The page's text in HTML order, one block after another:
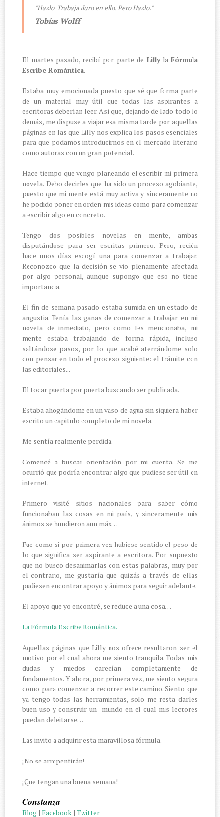
"Hazlo. Trabaja duro en ello. Pero Hazlo."
Tobías Wolff
El martes pasado, recibí por parte de Lillyla Fórmula
Escribe Romántica.
Estaba muy emocionada puesto que sé que forma parte
de un material muy útil que todas las aspirantes a
escritoras deberían leer. Así que, dejando de lado todo lo
demás, me dispuse a viajar esa misma tarde por aquellas
páginas en las que Lilly nos explica los pasos esenciales
para que podamos introducirnos en el mercado literario
como autoras con un gran potencial.
Hace tiempo que vengo planeando el escribir mi primera
novela. Debo decirles que ha sido un proceso agobiante,
puesto que mi mente está muy activa y sinceramente no
he podido poner en orden mis ideas como para comenzar
a escribir algo en concreto.
Tengo dos posibles novelas en mente, ambas
disputándose para ser escritas primero. Pero, recién
hace unos días escogí una para comenzar a trabajar.
Reconozco que la decisión se vio plenamente afectada
por algo personal, aunque supongo que eso no tiene
importancia.
El fin de semana pasado estaba sumida en un estado de
angustia. Tenía las ganas de comenzar a trabajar en mi
novela de inmediato, pero como les mencionaba, mi
mente estaba trabajando de forma rápida, incluso
saltándose pasos, por lo que acabé aterrándome solo
con pensar en todo el proceso siguiente: el trámite con
las editoriales...
El tocar puerta por puerta buscando ser publicada.
Estaba ahogándome en un vaso de agua sin siquiera haber
escrito un capitulo completo de mi novela.
Me sentía realmente perdida.
Comencé a buscar orientación por mi cuenta. Se me
ocurrió que podría encontrar algo que pudiese ser útil en
internet.
Primero visité sitios nacionales para saber cómo
funcionaban las cosas en mi país, y sinceramente mis
ánimos se hundieron aun más…
Fue como si por primera vez hubiese sentido el peso de
lo que significa ser aspirante a escritora. Por supuesto
que no busco desanimarlas con estas palabras, muy por
el contrario, me gustaría que quizás a través de ellas
pudiesen encontrar apoyo y ánimos para seguir adelante.
El apoyo que yo encontré, se reduce a una cosa…
La Fórmula Escribe Romántica.
Aquellas páginas que Lilly nos ofrece resultaron ser el
motivo por el cual ahora me siento tranquila. Todas mis
dudas y miedos carecían completamente de
fundamentos. Y ahora, por primera vez, me siento segura
como para comenzar a recorrer este camino. Siento que
ya tengo todas las herramientas, solo me resta darles
buen uso y construir un mundo en el cual mis lectores
puedan deleitarse…
Las invito a adquirir esta maravillosa fórmula.
¡No se arrepentirán!
¡Que tengan una buena semana!
Constanza
Blog |Facebook |Twitter